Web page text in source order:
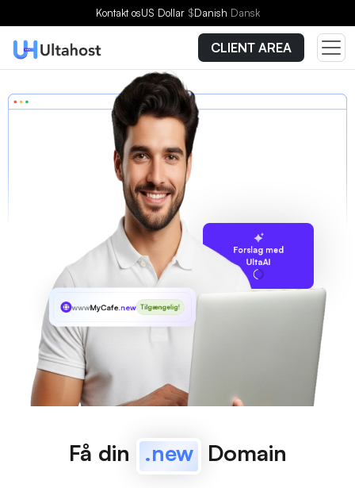
Kontakt osUS Dollar $Danish Dansk
CLIENT AREA
Forslag med
UltaAI
wwwMyCafe.new Tilgængelig!
Få din .new Domain